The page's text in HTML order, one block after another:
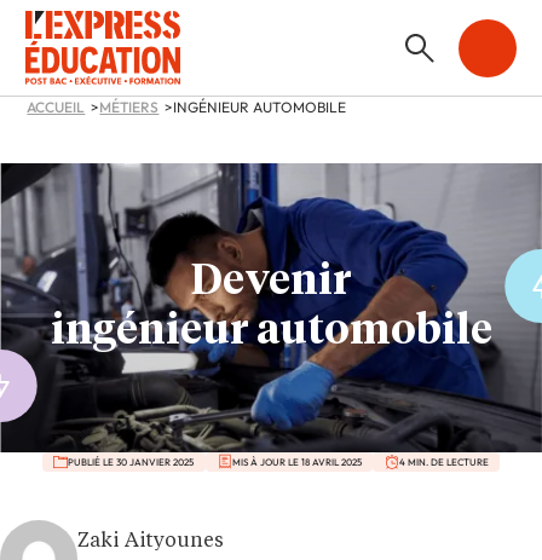
ACCUEIL MÉTIERS INGÉNIEUR AUTOMOBILE
Devenir
ingénieur automobile
PUBLIÉ LE 30 JANVIER 2025 MIS À JOUR LE 18 AVRIL 2025 4 MIN. DE LECTURE
Zaki Aityounes